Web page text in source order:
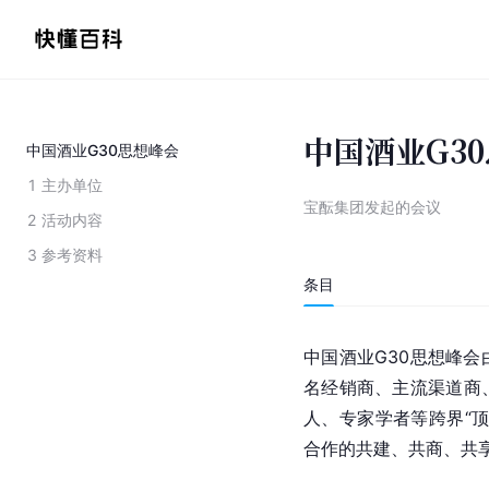
中国酒业G30思想峰会
1 主办单位
2 活动内容
3 参考资料
中国酒业
宝酝集团发起的会议
条目
中国酒业G30思想峰会
名经销商、主流渠道商
人、专家学者等跨界“
合作的共建、共商、共